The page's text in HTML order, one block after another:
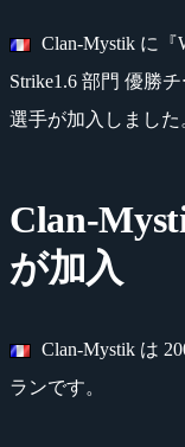
Clan-Mystik に『
Strike1.6 部門 優勝チ
選手が加入しました
Clan-
が加入
Clan-Mystik は
ランです。